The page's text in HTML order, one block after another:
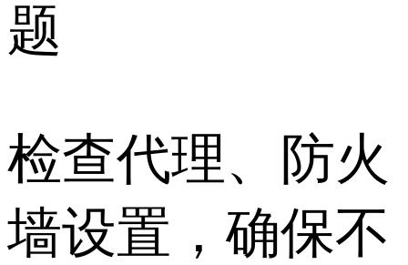
题
检查代理、防火
墙设置，确保不